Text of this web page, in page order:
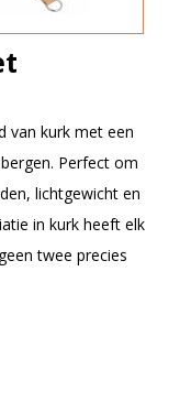
van kurk met een
Perfect om
lichtgewicht en
in kurk heeft elk
twee precies